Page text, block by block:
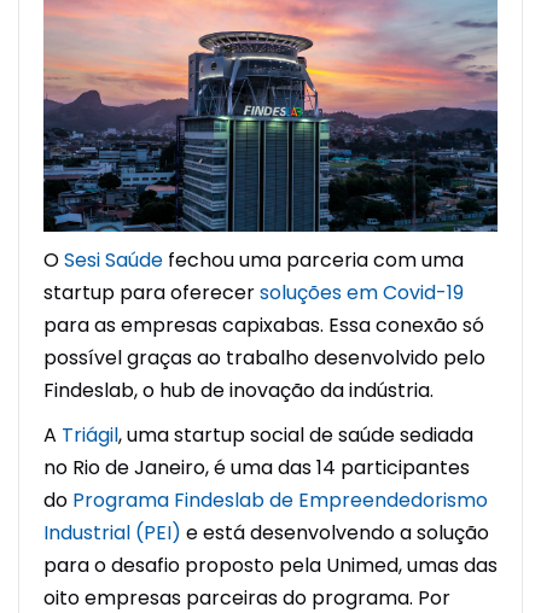
OSesi Saúde fechou uma parceria com uma
startup para oferecersoluções em Covid-19
para as empresas capixabas. Essa conexão só
possível graças ao trabalho desenvolvido pelo
Findeslab, o hub de inovação da indústria.
A Triágil, uma startup social de saúde sediada
no Rio de Janeiro, é uma das 14 participantes
do Programa Findeslab de Empreendedorismo
Industrial (PEI) e está desenvolvendo a solução
para o desafio proposto pela Unimed, umas das
oito empresas parceiras do programa. Por